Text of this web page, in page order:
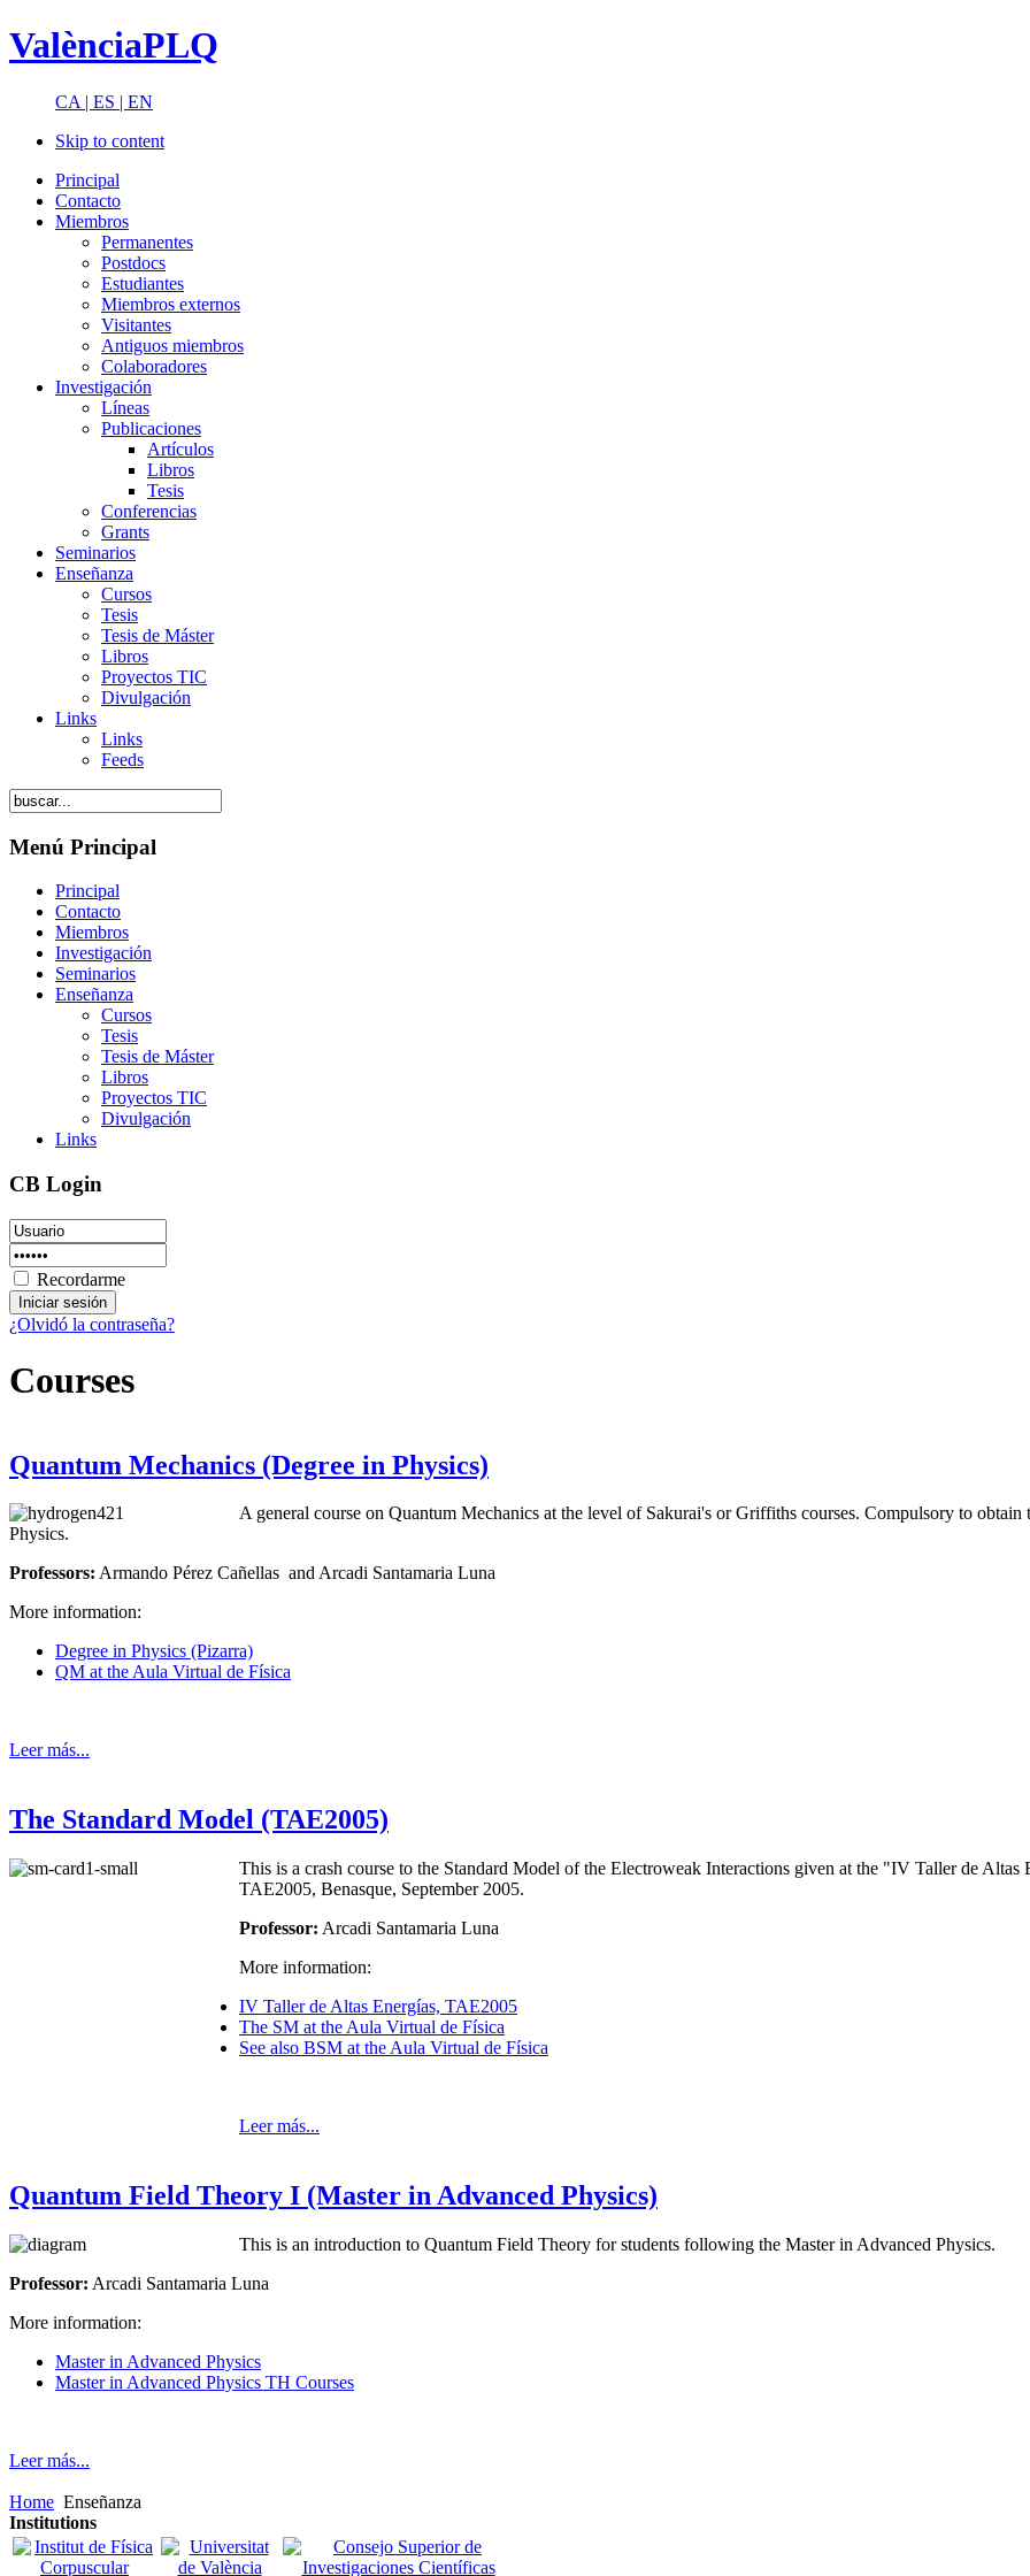
ValènciaPLQ
CA | ES | EN
Skip to content
Principal
Contacto
Miembros
Permanentes
Postdocs
Estudiantes
Miembros externos
Visitantes
Antiguos miembros
Colaboradores
Investigación
Líneas
Publicaciones
Artículos
Libros
Tesis
Conferencias
Grants
Seminarios
Enseñanza
Cursos
Tesis
Tesis de Máster
Libros
Proyectos TIC
Divulgación
Links
Links
Feeds
Menú Principal
Principal
Contacto
Miembros
Investigación
Seminarios
Enseñanza
Cursos
Tesis
Tesis de Máster
Libros
Proyectos TIC
Divulgación
Links
CB Login
Recordarme
¿Olvidó la contraseña?
Courses
Quantum Mechanics (Degree in Physics)
A general course on Quantum Mechanics at the level of Sakurai's or Griffiths courses. Compulsory to obtain
Physics.
Professors: Armando Pérez Cañellas and Arcadi Santamaria Luna
More information:
Degree in Physics (Pizarra)
QM at the Aula Virtual de Física
Leer más...
The Standard Model (TAE2005)
This is a crash course to the Standard Model of the Electroweak Interactions given at the "IV Taller de Altas
TAE2005, Benasque, September 2005.
Professor: Arcadi Santamaria Luna
More information:
IV Taller de Altas Energías, TAE2005
The SM at the Aula Virtual de Física
See also BSM at the Aula Virtual de Física
Leer más...
Quantum Field Theory I (Master in Advanced Physics)
This is an introduction to Quantum Field Theory for students following the Master in Advanced Physics.
Professor: Arcadi Santamaria Luna
More information:
Master in Advanced Physics
Master in Advanced Physics TH Courses
Leer más...
Home Enseñanza
Institutions